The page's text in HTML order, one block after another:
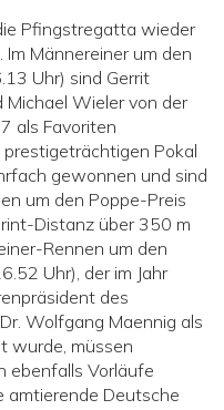
Pfingstregatta wieder
Männereiner um den
Uhr) sind Gerrit
Michael Wieler von der
als Favoriten
Pokal
gewonnen und sind
um den Poppe-Preis
Distanz über 350 m
Rennen um den
Uhr), der im Jahr
des
Wolfgang Maennig als
wurde, müssen
ebenfalls Vorläufe
amtierende Deutsche